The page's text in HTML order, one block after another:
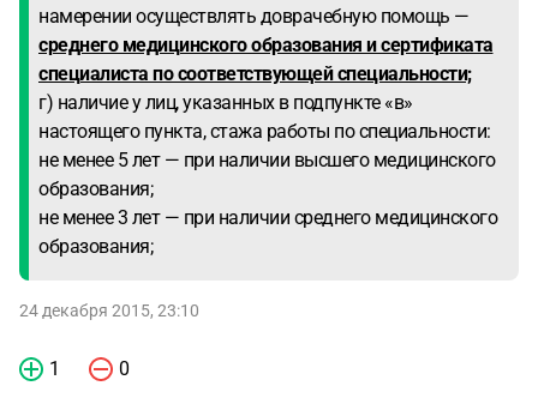
намерении осуществлять доврачебную помощь —
среднего медицинского образования и сертификата
специалиста по соответствующей специальности;
г) наличие у лиц, указанных в подпункте «в»
настоящего пункта, стажа работы по специальности:
не менее 5 лет — при наличии высшего медицинского
образования;
не менее 3 лет — при наличии среднего медицинского
образования;
24 декабря 2015, 23:10
1 0